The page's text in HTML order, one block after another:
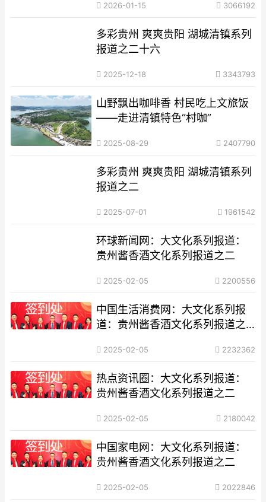
2026-01-15 3066192
多彩贵州 爽爽贵阳 湖城清镇系列
报道之二十六
2025-12-18 3343793
山野飘出咖啡香 村民吃上文旅饭
——走进清镇特色“村咖”
2025-08-29 2407790
多彩贵州 爽爽贵阳 湖城清镇系列
报道之二
2025-07-01 1961542
环球新闻网：大文化系列报道：
贵州酱香酒文化系列报道之二
2025-02-05 2200556
中国生活消费网：大文化系列报
道：贵州酱香酒文化系列报道之
2025-02-05 2232362
热点资讯圈：大文化系列报道：
贵州酱香酒文化系列报道之二
2025-02-05 2180042
中国家电网：大文化系列报道：
贵州酱香酒文化系列报道之二
2025-02-05 2022846